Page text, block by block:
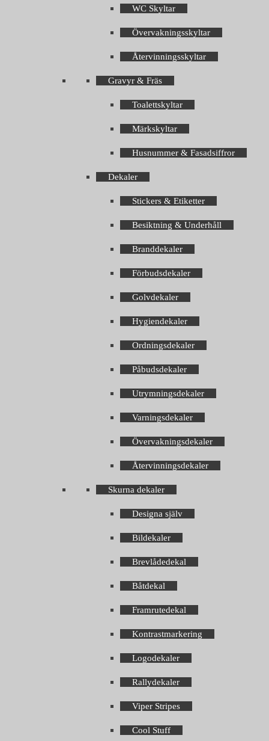
WC Skyltar
Övervakningsskyltar
Återvinningsskyltar
Gravyr & Fräs
Toalettskyltar
Märkskyltar
Husnummer & Fasadsiffror
Dekaler
Stickers & Etiketter
Besiktning & Underhåll
Branddekaler
Förbudsdekaler
Golvdekaler
Hygiendekaler
Ordningsdekaler
Påbudsdekaler
Utrymningsdekaler
Varningsdekaler
Övervakningsdekaler
Återvinningsdekaler
Skurna dekaler
Designa själv
Bildekaler
Brevlådedekal
Båtdekal
Framrutedekal
Kontrastmarkering
Logodekaler
Rallydekaler
Viper Stripes
Cool Stuff